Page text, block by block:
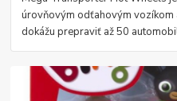
úrovňovým odťahovým
dokážu prepraviť až 50